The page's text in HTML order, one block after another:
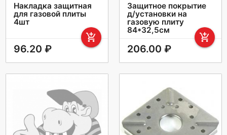
Накладка защитная
для газовой плиты
4шт
add_shopping_cart
96.20 ₽
Защитное покрытие
д/установки на
газовую плиту
84*32,5см
add_shopping_cart
206.00 ₽